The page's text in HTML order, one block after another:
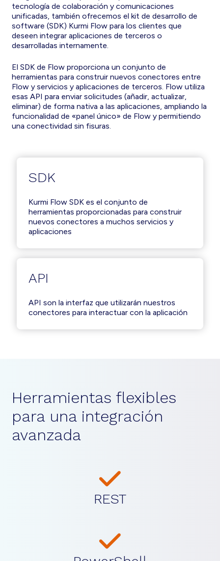
tecnología de colaboración y comunicaciones
unificadas, también ofrecemos el kit de desarrollo de
software (SDK) Kurmi Flow para los clientes que
deseen integrar aplicaciones de terceros o
desarrolladas internamente.
El SDK de Flow proporciona un conjunto de
herramientas para construir nuevos conectores entre
Flow y servicios y aplicaciones de terceros. Flow utiliza
esas API para enviar solicitudes (añadir, actualizar,
eliminar) de forma nativa a las aplicaciones, ampliando la
funcionalidad de «panel único» de Flow y permitiendo
una conectividad sin fisuras.
SDK
Kurmi Flow SDK es el conjunto de
herramientas proporcionadas para construir
nuevos conectores a muchos servicios y
aplicaciones
API
API son la interfaz que utilizarán nuestros
conectores para interactuar con la aplicación
Herramientas flexibles
para una integración
avanzada
REST